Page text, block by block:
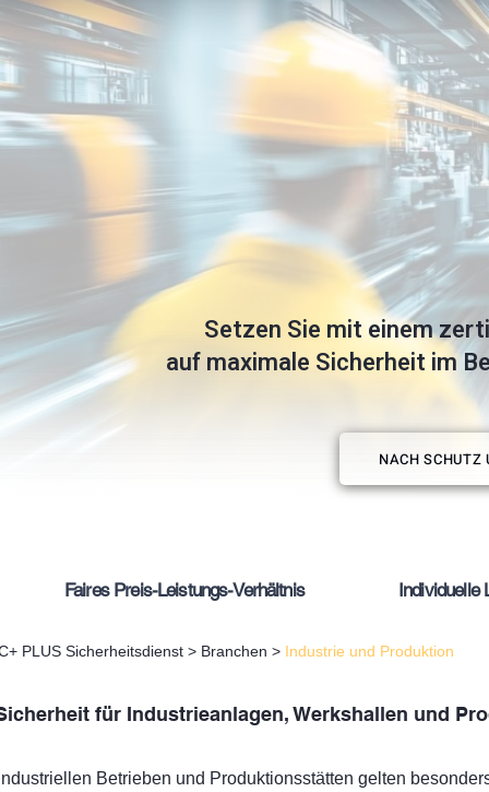
Setzen Sie mit einem
auf maximale Sicherheit im
NACH SCHUTZ
Faires Preis-Leistungs-Verhältnis Individuelle
PLUS Sicherheitsdienst > Branchen > Industrie und Produktion
für Industrieanlagen, Werkshallen und
Betrieben und Produktionsstätten gelten